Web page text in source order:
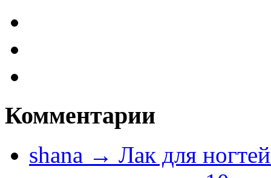
Комментарии
shana → Лак для